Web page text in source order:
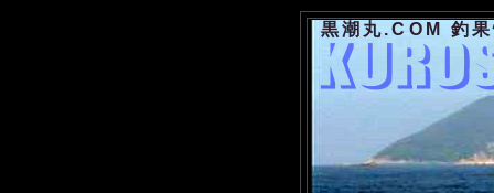
黒潮丸.COM 釣